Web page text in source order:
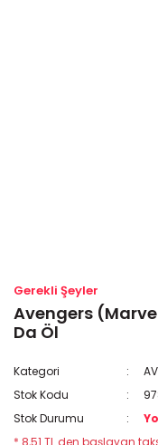
Gerekli Şeyler
Avengers
Da Öl
Kategori
Stok Kodu
Stok Durumu
* 8,51 TL den başlayan